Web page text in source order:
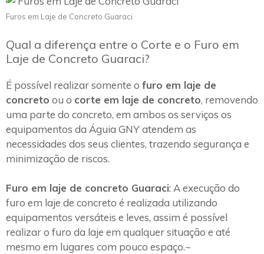
Furos em Laje de Concreto Guaraci
Qual a diferença entre o Corte e o Furo em
Laje de Concreto Guaraci?
É possível realizar somente o furo em laje de
concreto ou o corte em laje de concreto, removendo
uma parte do concreto, em ambos os serviços os
equipamentos da Águia GNY atendem as
necessidades dos seus clientes, trazendo segurança e
minimização de riscos.
Furo em laje de concreto Guaraci: A execução do
furo em laje de concreto é realizada utilizando
equipamentos versáteis e leves, assim é possível
realizar o furo da laje em qualquer situação e até
mesmo em lugares com pouco espaço.~